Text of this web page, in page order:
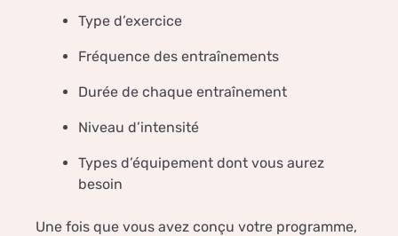
Type d’exercice
Fréquence des entraînements
Durée de chaque entraînement
Niveau d’intensité
Types d’équipement dont vous aurez
besoin
Une fois que vous avez conçu votre programme,